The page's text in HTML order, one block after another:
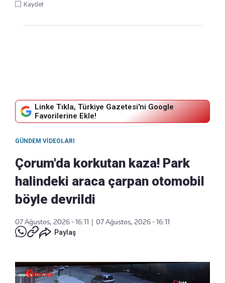
Kaydet
Linke Tıkla, Türkiye Gazetesi'ni Google
Favorilerine Ekle!
GÜNDEM VIDEOLARI
Çorum'da korkutan kaza! Park
halindeki araca çarpan otomobil
böyle devrildi
07 Ağustos, 2026 - 16:11
07 Ağustos, 2026 - 16:11
Paylaş